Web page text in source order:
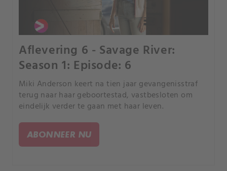
Aflevering 6 - Savage River:
Season 1: Episode: 6
Miki Anderson keert na tien jaar gevangenisstraf
terug naar haar geboortestad, vastbesloten om
eindelijk verder te gaan met haar leven.
ABONNEER NU